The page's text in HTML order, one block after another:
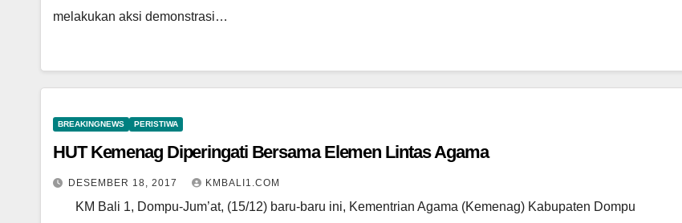
melakukan aksi demonstrasi…
BREAKINGNEWS PERISTIWA
HUT Kemenag Diperingati Bersama Elemen Lintas Agama
DESEMBER 18, 2017 KMBALI1.COM
KM Bali 1, Dompu-Jum’at, (15/12) baru-baru ini, Kementrian Agama (Kemenag) Kabupaten Dompu